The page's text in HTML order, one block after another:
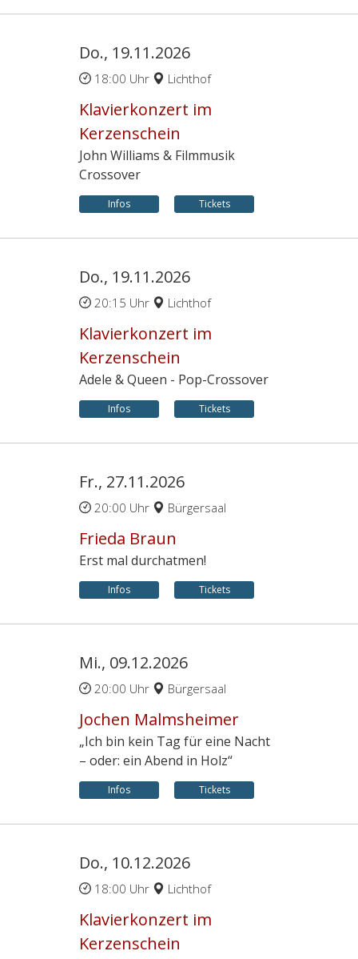
Do., 19.11.2026
18:00 Uhr Lichthof
Klavierkonzert im
Kerzenschein
John Williams & Filmmusik
Crossover
Infos Tickets
Do., 19.11.2026
20:15 Uhr Lichthof
Klavierkonzert im
Kerzenschein
Adele & Queen - Pop-Crossover
Infos Tickets
Fr., 27.11.2026
20:00 Uhr Bürgersaal
Frieda Braun
Erst mal durchatmen!
Infos Tickets
Mi., 09.12.2026
20:00 Uhr Bürgersaal
Jochen Malmsheimer
„Ich bin kein Tag für eine Nacht
– oder: ein Abend in Holz“
Infos Tickets
Do., 10.12.2026
18:00 Uhr Lichthof
Klavierkonzert im
Kerzenschein